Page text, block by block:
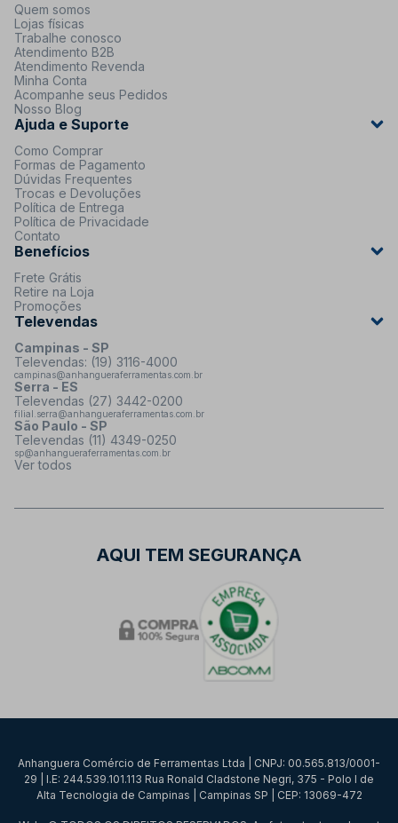
Quem somos
Lojas físicas
Trabalhe conosco
Atendimento B2B
Atendimento Revenda
Minha Conta
Acompanhe seus Pedidos
Nosso Blog
Ajuda e Suporte
Como Comprar
Formas de Pagamento
Dúvidas Frequentes
Trocas e Devoluções
Política de Entrega
Política de Privacidade
Contato
Benefícios
Frete Grátis
Retire na Loja
Promoções
Televendas
Campinas - SP
Televendas: (19) 3116-4000
campinas@anhangueraferramentas.com.br
Serra - ES
Televendas (27) 3442-0200
filial.serra@anhangueraferramentas.com.br
São Paulo - SP
Televendas (11) 4349-0250
sp@anhangueraferramentas.com.br
Ver todos
AQUI TEM SEGURANÇA
Anhanguera Comércio de Ferramentas Ltda | CNPJ: 00.565.813/0001-
29 | I.E: 244.539.101.113 Rua Ronald Cladstone Negri, 375 - Polo I de
Alta Tecnologia de Campinas | Campinas SP | CEP: 13069-472